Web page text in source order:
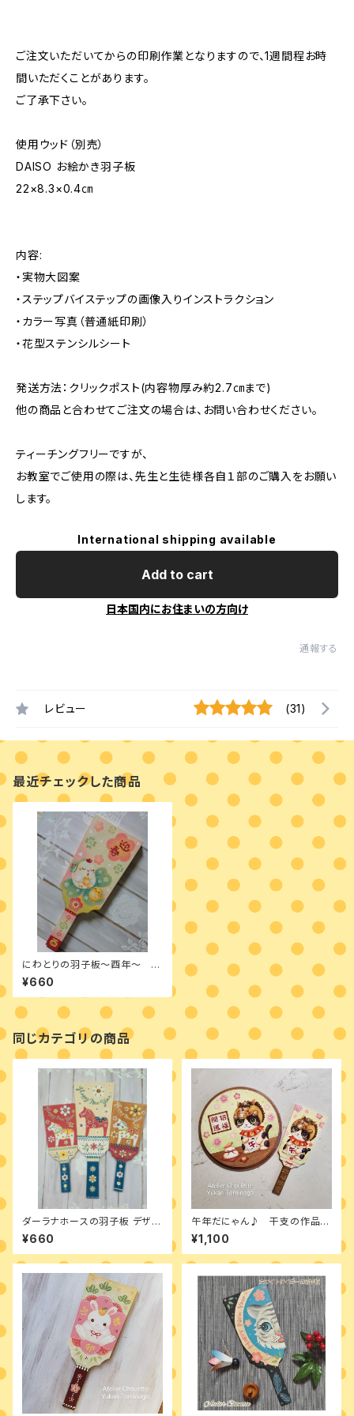
ご注文いただいてからの印刷作業となりますので、1週間程お時
間いただくことがあります。
ご了承下さい。
使用ウッド（別売）
DAISO お絵かき羽子板
22×8.3×0.4㎝
内容:
・実物大図案
・ステップバイステップの画像入りインストラクション
・カラー写真（普通紙印刷）
・花型ステンシルシート
発送方法：クリックポスト(内容物厚み約2.7㎝まで)
他の商品と合わせてご注文の場合は、お問い合わせください。
ティーチングフリーですが、
お教室でご使用の際は、先生と生徒様各自１部のご購入をお願い
します。
International shipping available
Add to cart
日本国内にお住まいの方向け
通報する
レビュー (31)
最近チェックした商品
にわとりの羽子板～酉年～ デ
ザインパケット
¥660
同じカテゴリの商品
ダーラナホースの羽子板 デザイ
ンパケット
¥660
午年だにゃん♪ 干支の作品
2種類のデザインパケット
¥1,100